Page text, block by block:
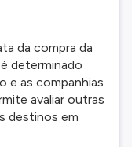
da compra da
determinado
e as companhias
avaliar outras
destinos em